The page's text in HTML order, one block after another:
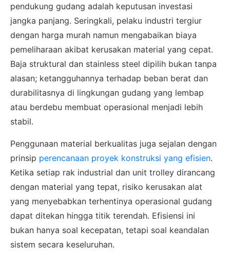
pendukung gudang adalah keputusan investasi
jangka panjang. Seringkali, pelaku industri tergiur
dengan harga murah namun mengabaikan biaya
pemeliharaan akibat kerusakan material yang cepat.
Baja struktural dan stainless steel dipilih bukan tanpa
alasan; ketangguhannya terhadap beban berat dan
durabilitasnya di lingkungan gudang yang lembap
atau berdebu membuat operasional menjadi lebih
stabil.
Penggunaan material berkualitas juga sejalan dengan
prinsip perencanaan proyek konstruksi yang efisien.
Ketika setiap rak industrial dan unit trolley dirancang
dengan material yang tepat, risiko kerusakan alat
yang menyebabkan terhentinya operasional gudang
dapat ditekan hingga titik terendah. Efisiensi ini
bukan hanya soal kecepatan, tetapi soal keandalan
sistem secara keseluruhan.